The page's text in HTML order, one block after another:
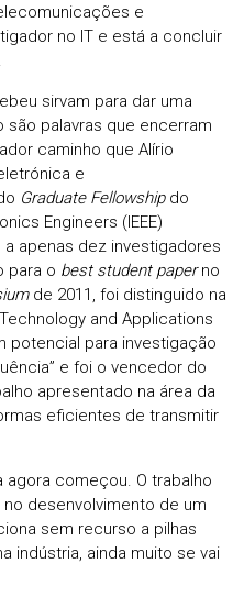
e
no IT e está a concluir
sirvam para dar uma
palavras que encerram
caminho que Alírio
e
Graduate Fellowshipdo
Engineers (IEEE)
apenas dez investigadores
para o best student paperno
de 2011, foi distinguido na
and Applications
potencial para investigação
e foi o vencedor do
apresentado na área da
eficientes de transmitir
agora começou. O trabalho
desenvolvimento de um
sem recurso a pilhas
indústria, ainda muito se vai